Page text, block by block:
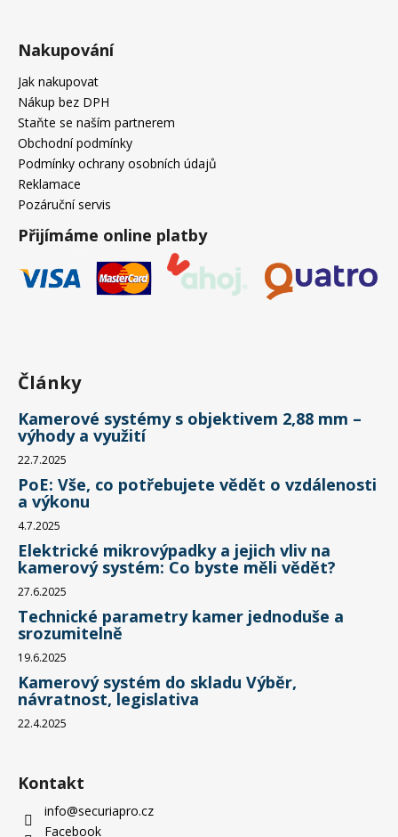
Nakupování
Jak nakupovat
Nákup bez DPH
Staňte se naším partnerem
Obchodní podmínky
Podmínky ochrany osobních údajů
Reklamace
Pozáruční servis
Přijímáme online platby
Články
Kamerové systémy s objektivem 2,88 mm –
výhody a využití
22.7.2025
PoE: Vše, co potřebujete vědět o vzdálenosti
a výkonu
4.7.2025
Elektrické mikrovýpadky a jejich vliv na
kamerový systém: Co byste měli vědět?
27.6.2025
Technické parametry kamer jednoduše a
srozumitelně
19.6.2025
Kamerový systém do skladu Výběr,
návratnost, legislativa
22.4.2025
Kontakt
info@securiapro.cz
Facebook